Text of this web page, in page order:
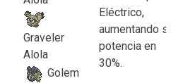
Graveler
Alola
Golem
Eléctrico,
aumentando
potencia en
30%.